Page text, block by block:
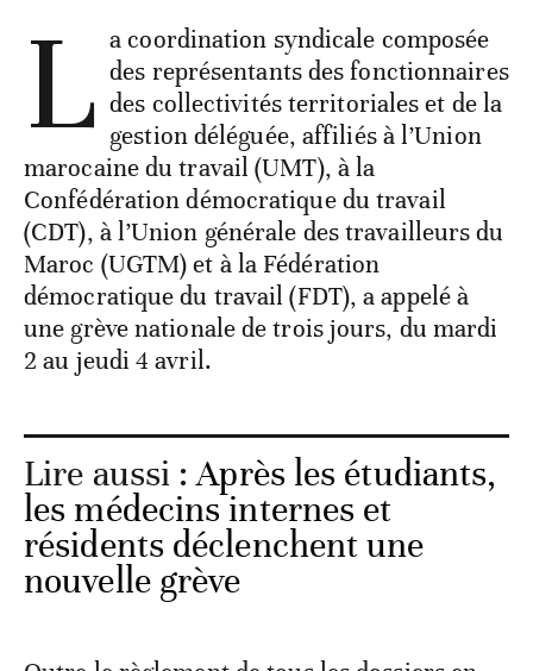
L a coordination syndicale composée
des représentants des fonctionnaires
des collectivités territoriales et de la
gestion déléguée, affiliés à l’Union
marocaine du travail (UMT), à la
Confédération démocratique du travail
(CDT), à l’Union générale des travailleurs du
Maroc (UGTM) et à la Fédération
démocratique du travail (FDT), a appelé à
une grève nationale de trois jours, du mardi
2 au jeudi 4 avril.
Lire aussi :Après les étudiants,
les médecins internes et
résidents déclenchent une
nouvelle grève